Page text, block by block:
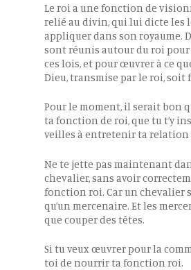
Le roi a une fonction de
relié au divin, qui lui dicte les
appliquer dans son royaume.
sont réunis autour du roi
ces lois, et pour œuvrer à ce
Dieu, transmise par le roi, soit
Pour le moment, il serait bon
ta fonction de roi, que tu t’y
veilles à entretenir ta relation
Ne te jette pas maintenant
chevalier, sans avoir
fonction roi. Car un chevalier
qu’un mercenaire. Et les
que couper des têtes.
Si tu veux œuvrer pour la
toi de nourrir ta fonction roi.